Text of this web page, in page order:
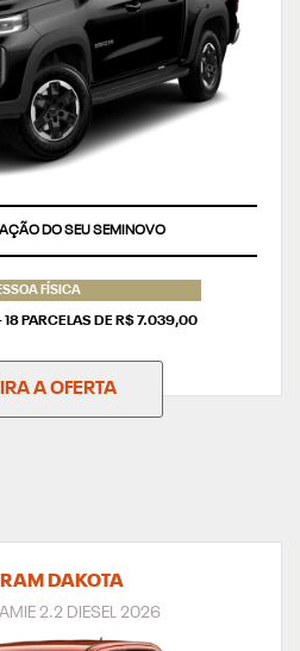
FÍSICA
18 PARCELAS DE R$ 7.039,00
A OFERTA
DAKOTA
2.2 DIESEL 2026